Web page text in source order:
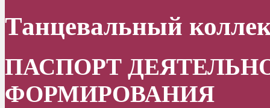
Танцевальный
ПАСПОРТ
ФОРМИРОВАНИЯ